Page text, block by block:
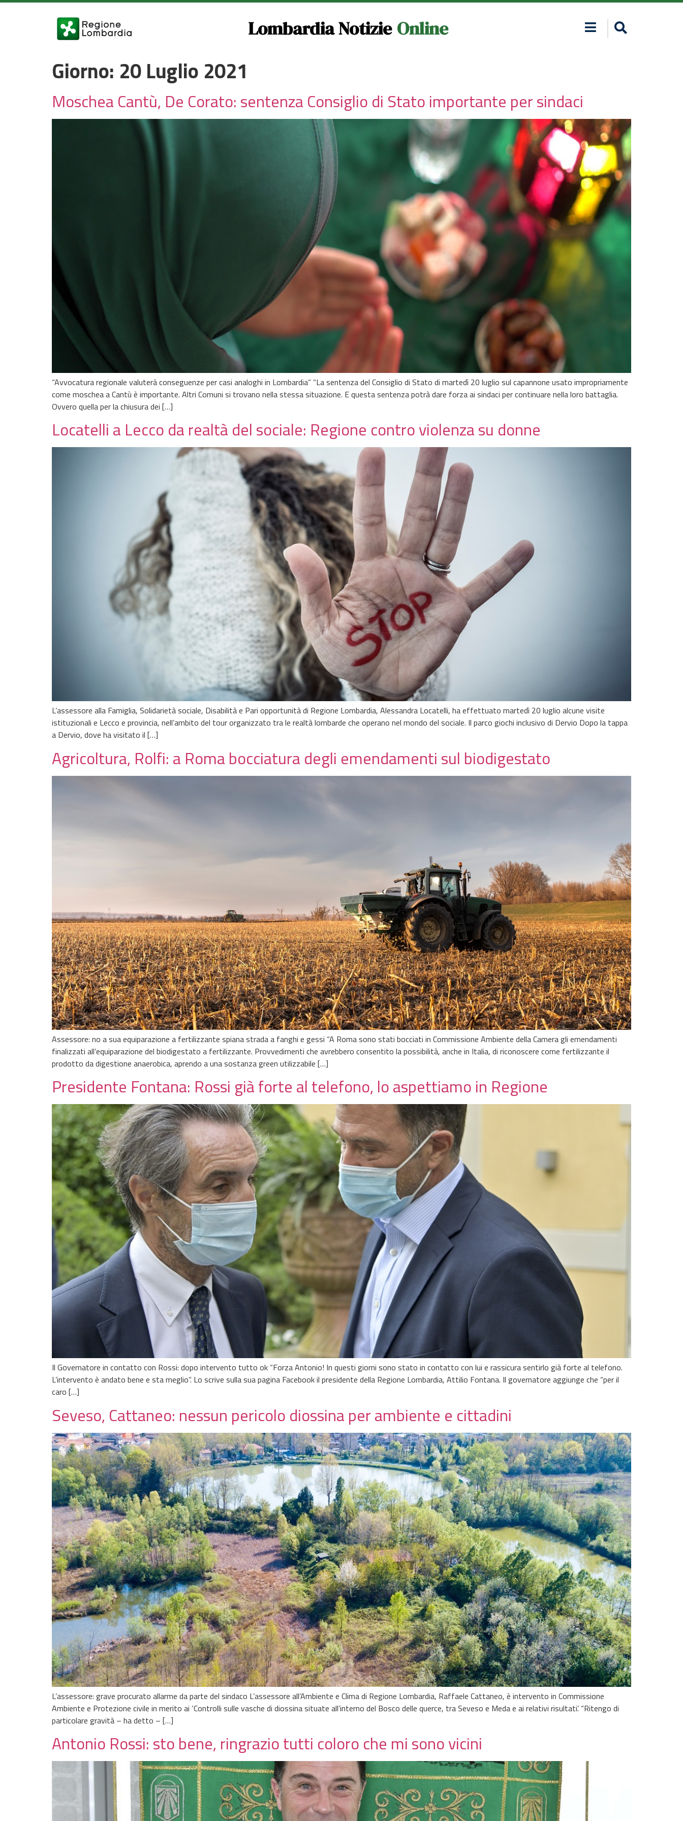
Lombardia Notizie Online
Giorno: 20 Luglio 2021
Moschea Cantù, De Corato: sentenza Consiglio di Stato importante per sindaci
“Avvocatura regionale valuterà conseguenze per casi analoghi in Lombardia” “La sentenza del Consiglio di Stato di martedì 20 luglio sul capannone usato impropriamente
come moschea a Cantù è importante. Altri Comuni si trovano nella stessa situazione. E questa sentenza potrà dare forza ai sindaci per continuare nella loro battaglia.
Ovvero quella per la chiusura dei […]
Locatelli a Lecco da realtà del sociale: Regione contro violenza su donne
L’assessore alla Famiglia, Solidarietà sociale, Disabilità e Pari opportunità di Regione Lombardia, Alessandra Locatelli, ha effettuato martedì 20 luglio alcune visite
istituzionali e Lecco e provincia, nell’ambito del tour organizzato tra le realtà lombarde che operano nel mondo del sociale. Il parco giochi inclusivo di Dervio Dopo la tappa
a Dervio, dove ha visitato il […]
Agricoltura, Rolfi: a Roma bocciatura degli emendamenti sul biodigestato
Assessore: no a sua equiparazione a fertilizzante spiana strada a fanghi e gessi “A Roma sono stati bocciati in Commissione Ambiente della Camera gli emendamenti
finalizzati all’equiparazione del biodigestato a fertilizzante. Provvedimenti che avrebbero consentito la possibilità, anche in Italia, di riconoscere come fertilizzante il
prodotto da digestione anaerobica, aprendo a una sostanza green utilizzabile […]
Presidente Fontana: Rossi già forte al telefono, lo aspettiamo in Regione
Il Governatore in contatto con Rossi: dopo intervento tutto ok “Forza Antonio! In questi giorni sono stato in contatto con lui e rassicura sentirlo già forte al telefono.
L’intervento è andato bene e sta meglio”. Lo scrive sulla sua pagina Facebook il presidente della Regione Lombardia, Attilio Fontana. Il governatore aggiunge che “per il
caro […]
Seveso, Cattaneo: nessun pericolo diossina per ambiente e cittadini
L’assessore: grave procurato allarme da parte del sindaco L’assessore all’Ambiente e Clima di Regione Lombardia, Raffaele Cattaneo, è intervento in Commissione
Ambiente e Protezione civile in merito ai ‘Controlli sulle vasche di diossina situate all’interno del Bosco delle querce, tra Seveso e Meda e ai relativi risultati’. “Ritengo di
particolare gravità – ha detto – […]
Antonio Rossi: sto bene, ringrazio tutti coloro che mi sono vicini